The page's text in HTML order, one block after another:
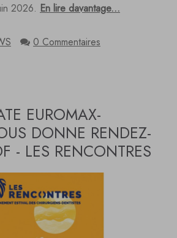
2026. En lire davantage...
0 Commentaires
EUROMAX-
DONNE RENDEZ-
- LES RENCONTRES